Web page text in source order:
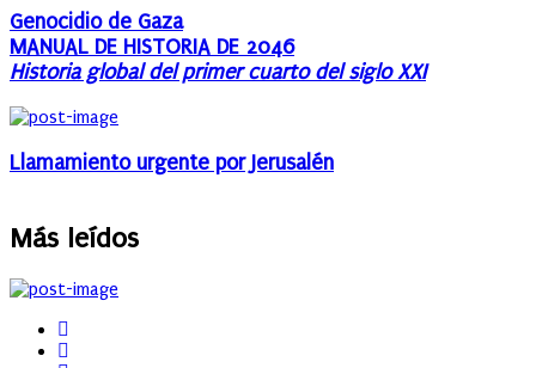
Genocidio de Gaza
MANUAL DE HISTORIA DE 2046
Historia global del primer cuarto del siglo XXI
Llamamiento urgente por Jerusalén
Más leídos